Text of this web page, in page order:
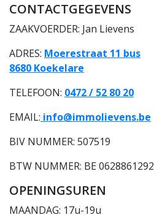
CONTACTGEGEVENS
ZAAKVOERDER: Jan Lievens
ADRES: Moerestraat 11 bus
8680 Koekelare
TELEFOON: 0472 / 52 80 20
EMAIL: info@immolievens.be
BIV NUMMER: 507519
BTW NUMMER: BE 0628861292
OPENINGSUREN
MAANDAG: 17u-19u